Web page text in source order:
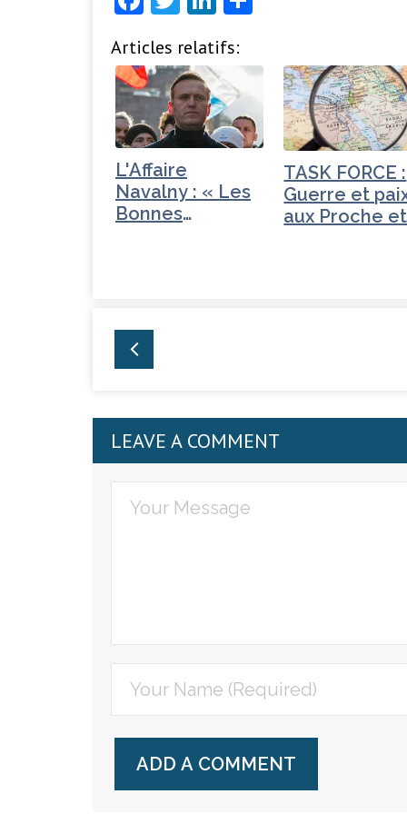
c
e
b
o
o
k
it
t
e
r
k
e
dI
n
ta
e
r
Articles relatifs:
L'Affaire
Navalny : « Les
Bonnes
TASK FORCE :
Guerre et
aux Proche et
LEAVE A COMMENT